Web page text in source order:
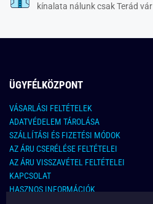
kínalata nálunk csak Terád vár
ÜGYFÉLKÖZPONT
VÁSARLÁSI FELTÉTELEK
ADATVÉDELEM TÁROLÁSA
SZÁLLÍTÁSI ÉS FIZETÉSI MÓDOK
AZ ÁRU CSERÉLÉSE FELTÉTELEI
AZ ÁRU VISSZAVÉTEL FELTÉTELEI
KAPCSOLAT
HASZNOS INFORMÁCIÓK